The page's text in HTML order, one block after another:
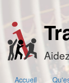
Accueil